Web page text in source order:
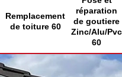
Remplacement
de toiture 60
réparation
de goutiere
Zinc/Alu/Pvc
60